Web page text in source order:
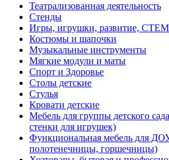
Театрализованная деятельность
Стенды
Игры, игрушки, развитие, СТЕМ
Костюмы и шапочки
Музыкальные инструменты
Мягкие модули и маты
Спорт и Здоровье
Столы детские
Стулья
Кровати детские
Мебель для группы детского
стенки для игрушек)
Функциональная мебель для
полотенечницы, горшечницы)